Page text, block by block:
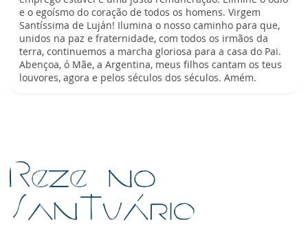
e o egoísmo do coração de todos os homens. Virgem
Santíssima de Luján! Ilumina o nosso caminho para que,
unidos na paz e fraternidade, com todos os irmãos da
terra, continuemos a marcha gloriosa para a casa do Pai.
Abençoa, ó Mãe, a Argentina, meus filhos cantam os teus
louvores, agora e pelos séculos dos séculos. Amém.